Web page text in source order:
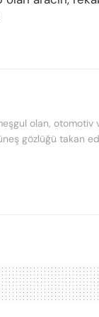
olan, otomotiv
gözlüğü takan